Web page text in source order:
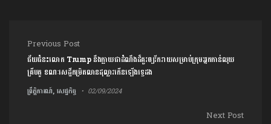
Post navigation
Previous Post
ជ័យជំនះលោក Trump នឹងក្លាយជាដំណឹងដ៏គួរឲ្យរីករាយសម្រាប់ក្រុមអ្នកកាន់លុយ
គ្រីបតូ ខណៈសេដ្ឋីកម្រិតលានដុល្លារកើនឡើងទ្វេដង
ព្រឹត្តិការណ៍, សេដ្ឋកិច្ច 02/09/2024
Next Post